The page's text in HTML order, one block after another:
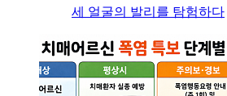
세 얼굴의 발리를 탐험하다